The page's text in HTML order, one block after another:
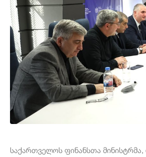
საქართველოს ფინანსთა მინისტრმა,